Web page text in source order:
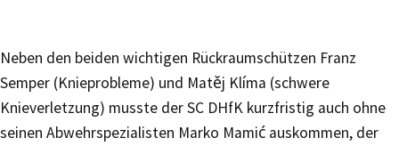
Neben den beiden wichtigen Rückraumschützen Franz
Semper (Knieprobleme) und Matěj Klíma (schwere
Knieverletzung) musste der SC DHfK kurzfristig auch ohne
seinen Abwehrspezialisten Marko Mamić auskommen, der